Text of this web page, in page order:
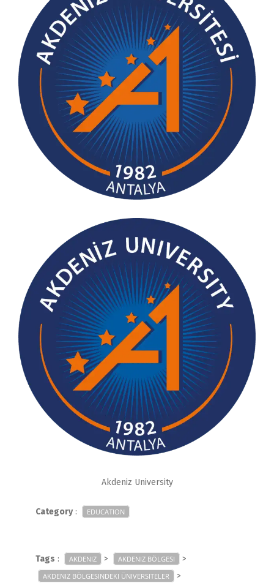
Akdeniz University
Category: EDUCATION
Tags : AKDENIZ > AKDENIZ BÖLGESI >
AKDENIZ BÖLGESINDEKI ÜNIVERSITELER >